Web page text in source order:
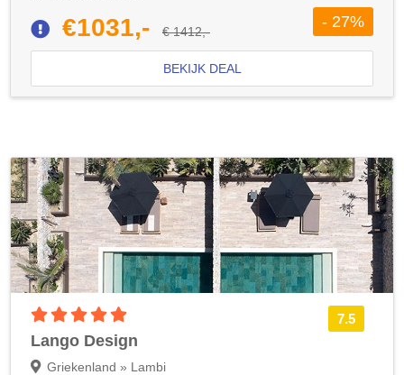
€1031,- € 1412,-
- 27%
BEKIJK DEAL
7.5
Lango Design
Griekenland » Lambi